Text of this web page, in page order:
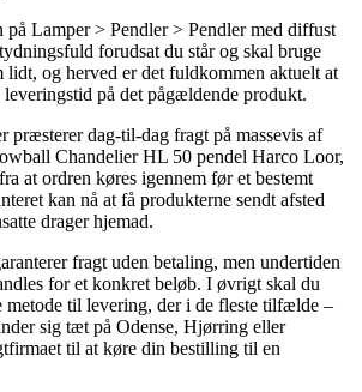
på Lamper > Pendler > Pendler med diffust
forudsat du står og skal bruge
lidt, og herved er det fuldkommen aktuelt at
på det pågældende produkt.
præsterer dag-til-dag fragt på massevis af
Chandelier HL 50 pendel Harco Loor,
at ordren køres igennem før et bestemt
kan nå at få produkterne sendt afsted
drager hjemad.
fragt uden betaling, men undertiden
for et konkret beløb. I øvrigt skal du
metode til levering, der i de fleste tilfælde –
sig tæt på Odense, Hjørring eller
til at køre din bestilling til en